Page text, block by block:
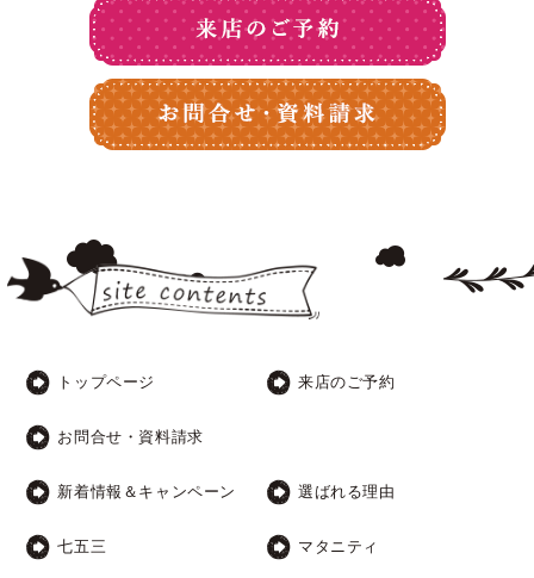
トップページ 来店のご予約
お問合せ・資料請求
新着情報＆キャンペーン 選ばれる理由
七五三 マタニティ